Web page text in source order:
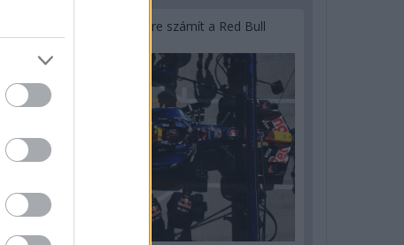
Lassuló fejlesztési ütemre számít a Red Bull